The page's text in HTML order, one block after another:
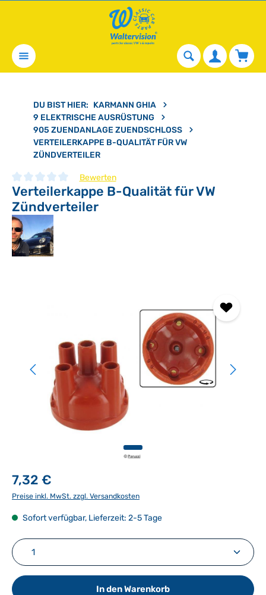
DU BIST HIER: KARMANN GHIA
9 ELEKTRISCHE AUSRÜSTUNG
905 ZUENDANLAGE ZUENDSCHLOSS
VERTEILERKAPPE B-QUALITÄT FÜR VW
ZÜNDVERTEILER
Durchschnittliche Bewertung von 0 von 5 Sternen
Bewerten
Verteilerkappe B-Qualität für VW
Zündverteiler
7,32 €
Preise inkl. MwSt. zzgl. Versandkosten
Sofort verfügbar, Lieferzeit: 2-5 Tage
Produkt Anzahl: Gib den gewünschten Wert ein
In den Warenkorb